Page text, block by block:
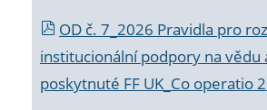
OD č. 7_2026 Pravidla pro
institucionální podpory na vědu
poskytnuté FF UK_Co operatio